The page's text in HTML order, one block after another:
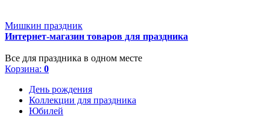
Мишкин праздник
Интернет-магазин товаров для праздника
Все для праздника в одном месте
Корзина: 0
День рождения
Коллекции для праздника
Юбилей